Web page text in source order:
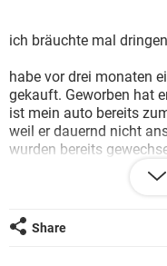
ich bräuchte mal
habe vor drei monaten
gekauft. Geworben hat
ist mein auto bereits
weil er dauernd nicht
wurden bereits
Jetzt will ich mein geld
danke schonmal
helmut f.
Share